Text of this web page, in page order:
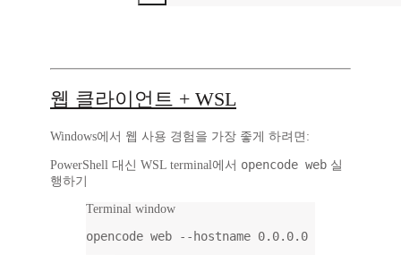
웹 클라이언트 + WSL
Windows에서 웹 사용 경험을 가장 좋게 하려면:
PowerShell 대신 WSL terminal에서 opencode web 실
행하기
Terminal window
opencode web --hostname 0.0.0.0